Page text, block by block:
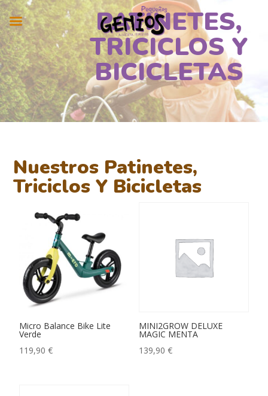
PATINETES,
TRICICLOS Y
BICICLETAS
Nuestros Patinetes,
Triciclos Y Bicicletas
Micro Balance Bike Lite
Verde
119,90€
MINI2GROW DELUXE
MAGIC MENTA
139,90 €